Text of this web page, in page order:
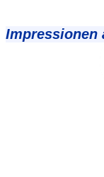
Impressionen